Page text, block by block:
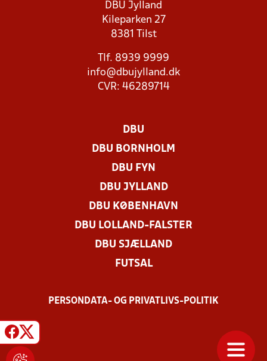
DBU Jylland
Kileparken 27
8381 Tilst
Tlf. 8939 9999
info@dbujylland.dk
CVR: 46289714
DBU
DBU BORNHOLM
DBU FYN
DBU JYLLAND
DBU KØBENHAVN
DBU LOLLAND-FALSTER
DBU SJÆLLAND
FUTSAL
PERSONDATA- OG PRIVATLIVS-POLITIK